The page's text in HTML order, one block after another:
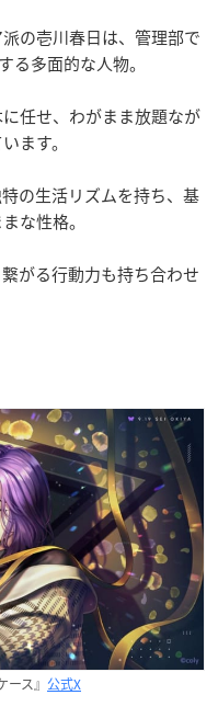
の壱川春日は、管理部で
る多面的な人物。
任せ、わがまま放題なが
ます。
の生活リズムを持ち、基
な性格。
がる行動力も持ち合わせ
ス』 公式X